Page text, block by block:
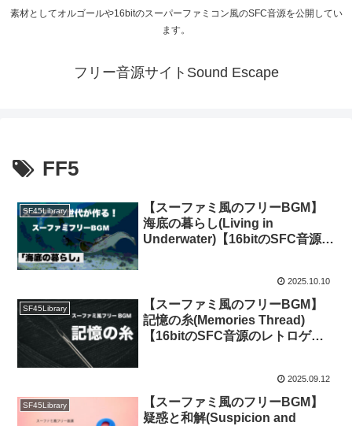
素材としてオルゴールや16bitのスーパーファミコン風のSFC音源を公開してい
ます。
フリー音源サイトSound Escape
FF5
SF45Library
【スーファミ風のフリーBGM】
海底の暮らし(Living in
Underwater)【16bitのSFC音源の
2025.10.10
SF45Library
【スーファミ風のフリーBGM】
記憶の糸(Memories Thread)
【16bitのSFC音源のレトロゲー
2025.09.12
SF45Library
【スーファミ風のフリーBGM】
疑惑と和解(Suspicion and